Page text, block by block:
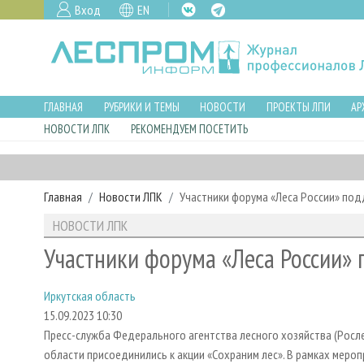
Вход EN
ГЛАВНАЯ РУБРИКИ И ТЕМЫ НОВОСТИ ПРОЕКТЫ ЛПИ
НОВОСТИ ЛПК
РЕКОМЕНДУЕМ ПОСЕТИТЬ
Главная Новости ЛПК Участники форума «Леса России»
НОВОСТИ ЛПК
Участники форума «Леса
Иркутская область
15.09.2023 10:30
Пресс-служба Федерального агентства лесного хозяйства
области присоединились к акции «Сохраним лес». В рамках